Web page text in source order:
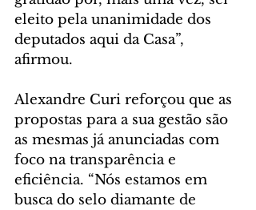
eleito pela unanimidade dos
deputados aqui da Casa”,
afirmou.
Alexandre Curi reforçou que as
propostas para a sua gestão são
as mesmas já anunciadas com
foco na transparência e
eficiência. “Nós estamos em
busca do selo diamante de